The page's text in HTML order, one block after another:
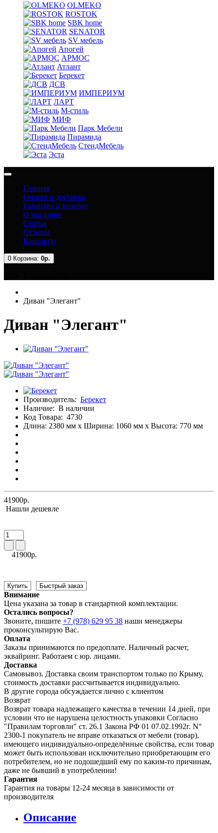
OLMEKO
ROSTOK
SBK home
SENATOR
SV мебель
Апогей
АРМОС
Атлант
Берекет
ДСВ
ИМПЕРИУМ
ЛАРТ
М-стиль
МИФ
Парк Мебели
Пирамида
СтендМебель
Эста
Главная
Оплата и доставка
Гарантия и возврат
О магазине
Статьи
Отзывы
Контакты
0 Корзина: 0р.
Диван "Элегант"
Диван "Элегант"
Производитель: Берекет
Наличие: В наличии
Код Товара: 4730
Длина: 2380 мм x Ширина: 1060 мм x Высота: 770 мм
41900р.
Нашли дешевле
41900р.
Купить Быстрый заказ
Внимание
Цена указана за товар в стандартной комплектации.
Остались вопросы?
Звоните, пишите +7 (978) 629 95 38 наши менеджеры
проконсультирую Вас.
Оплата
Заказы принимаются по предоплате. Наличный расчет,
эквайринг. Работаем с юр. лицами.
Доставка
Самовывоз. Доставка своим транспортом только по Крыму,
стоимость доставки рассчитывается индивидуально.
В другие города обсуждается лично с клиентом
Возврат
Возврат товара надлежащего качества в течении 14 дней, при
условии что не нарушена целостность упаковки Согласно
"Правилам торговли" ст. 26.1 Закона РФ 01 07.02.1992г. N°
2300-1 покупатель не вправе отказаться от мебели (товар),
имеющего индивидуально-определённые свойства, если товар
может быть использован исключительно приобретающим его
потребителем, но не подошедший eмy по каким-то причинам,
даже не бывший в употреблении!
Гарантия
Гарантия на товары 12-24 месяца в зависимости от
производителя
Описание